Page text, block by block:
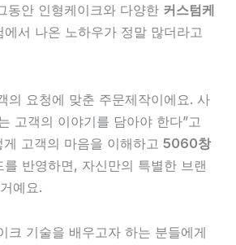
동안 인형케이크와 다양한 커스텀케
서 나온 노하우가 정말 많더라고
의 요청에 맞춘 주문제작이에요. 사
고객의 이야기를 담아야 한다”고
게 고객의 마음을 이해하고5060창
를 반영하면, 자신만의 특별한 브랜
예요.
크 기술을 배우고자 하는 분들에게